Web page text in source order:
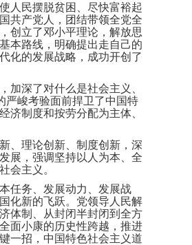
人民摆脱贫困、尽快富裕起
共产党人，团结带领全党全
创立了邓小平理论，解放思
本路线，明确提出走自己的
化的发展战略，成功开创了
加深了对什么是社会主义、
严峻考验面前捍卫了中国特
济制度和按劳分配为主体、
、理论创新、制度创新，深
展，强调坚持以人为本、全
会主义。
任务、发展动力、发展战
化新的飞跃。党领导人民解
体制、从封闭半封闭到全方
面小康的历史性跨越，推进
一招，中国特色社会主义道